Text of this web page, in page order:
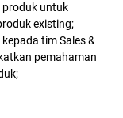
untuk
existing;
tim Sales &
pemahaman